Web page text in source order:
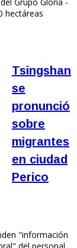
hectáreas
Tsingshan
se
pronunció
sobre
migrantes
en ciudad
Perico
"información
del personal